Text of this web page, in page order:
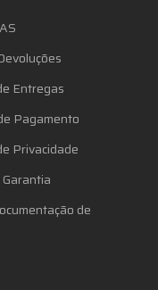
Entregas
Pagamento
Privacidade
de